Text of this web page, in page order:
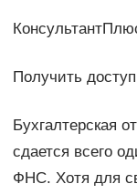
Получить доступ
Бухгалтерская
сдается всего
ФНС. Хотя для